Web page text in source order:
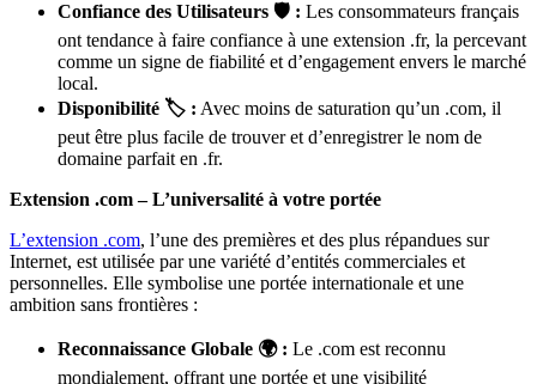
Confiance des Utilisateurs 🛡️ : Les consommateurs français
ont tendance à faire confiance à une extension .fr, la percevant
comme un signe de fiabilité et d’engagement envers le marché
local.
Disponibilité 🏷️ : Avec moins de saturation qu’un .com, il
peut être plus facile de trouver et d’enregistrer le nom de
domaine parfait en .fr.
Extension .com – L’universalité à votre portée
L’extension .com, l’une des premières et des plus répandues sur
Internet, est utilisée par une variété d’entités commerciales et
personnelles. Elle symbolise une portée internationale et une
ambition sans frontières :
Reconnaissance Globale 🌍 : Le .com est reconnu
mondialement, offrant une portée et une visibilité